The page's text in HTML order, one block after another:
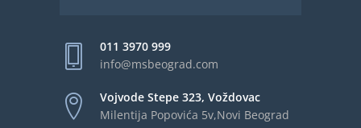
011 3970 999
info@msbeograd.com
Vojvode Stepe 323, Voždovac
Milentija Popovića 5v,Novi Beograd